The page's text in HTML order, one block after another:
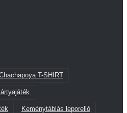
T-SHIRT
Keménytáblás leporelló